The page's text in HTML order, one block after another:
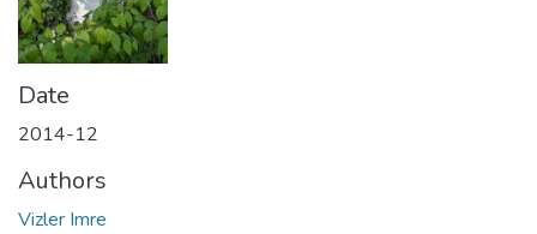
Date
2014-12
Authors
Vizler Imre